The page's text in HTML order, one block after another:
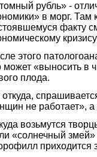
рубль» -
в морг. Там
факту
этого
может «выносить в
плода.
не работает»,
возьмутся
«солнечный змей»
приходится